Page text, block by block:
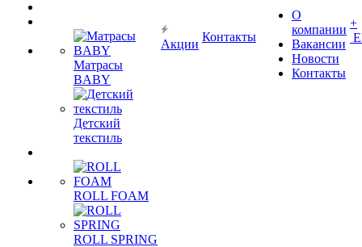
Матрасы
BABY
Детский
текстиль
ROLL FOAM
ROLL SPRING
Акции
Контакты
О
компании
Вакансии
Новости
Контакты
+